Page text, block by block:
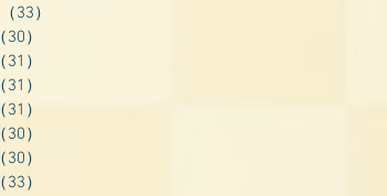
（33）
（30）
（31）
（31）
（31）
（30）
（30）
（33）